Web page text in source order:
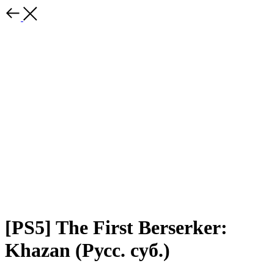
[PS5] The First Berserker:
Khazan (Русс. суб.)